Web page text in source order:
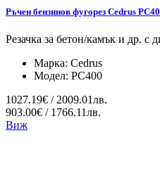
Ръчен бензинов фугорез Cedrus
Резачка за бетон/камък и др. с
Марка: Cedrus
Модел: PC400
1027.19€ / 2009.01лв.
903.00€ / 1766.11лв.
Виж